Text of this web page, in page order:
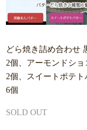
どら焼き詰め合わせ
2個、アーモンドショ
2個、スイートポテト
6個
SOLD OUT